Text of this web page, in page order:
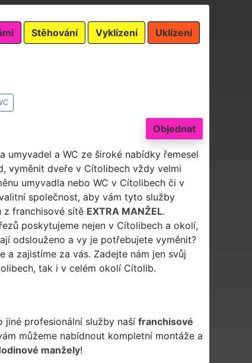
Stěhování Vyklízení Uklízení
Objednat
umyvadel a WC ze široké nabídky řemesel
vyměnit dveře v Cítolibech vždy velmi
umyvadla nebo WC v Cítolibech či v
společnost, aby vám tyto služby
z franchisové sítě EXTRA MANŽEL.
poskytujeme nejen v Cítolibech a okolí,
odslouženo a vy je potřebujete vyměnit?
a zajistíme za vás. Zadejte nám jen svůj
tak i v celém okolí Cítolib.
jiné profesionální služby naší franchisové
můžeme nabídnout kompletní montáže a
manžely!